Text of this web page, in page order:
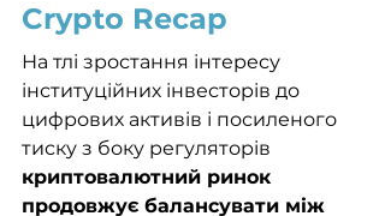
Crypto Recap
На тлі зростання інтересу
інституційних інвесторів до
цифрових активів і посиленого
тиску з боку регуляторів
криптовалютний ринок
продовжує балансувати між